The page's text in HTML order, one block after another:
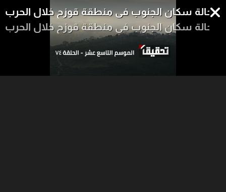
حالة سكان الجنوب في منطقة قوزح خلال الحرب
حالة سكان الجنوب في منطقة قوزح خلال الحرب